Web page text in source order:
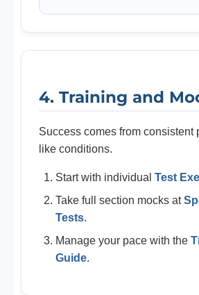
4. Training and
Success comes from consistent
like conditions.
Start with individual Test
Take full section mocks at
Tests.
Manage your pace with the
Guide.